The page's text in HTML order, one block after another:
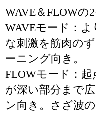
WAVE＆FLOWの
WAVEモード：
な刺激を筋肉の
ーニング向き。
FLOWモード：
が深い部分まで
ン向き。さざ波